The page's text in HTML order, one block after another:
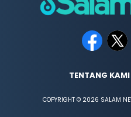
TENTANG KAMI
COPYRIGHT © 2026 SALAM